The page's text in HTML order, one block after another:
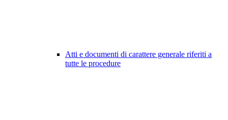
Atti e documenti di carattere generale riferiti a
tutte le procedure